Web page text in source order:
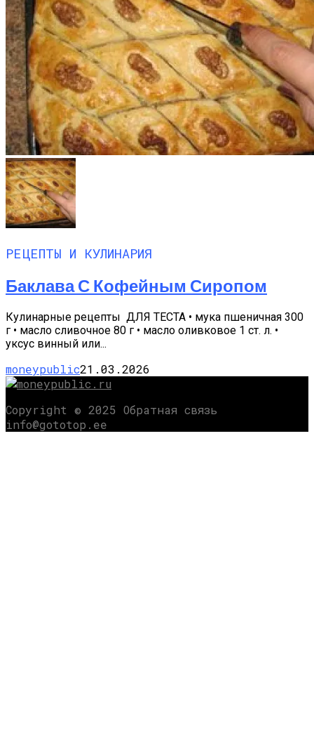
РЕЦЕПТЫ И КУЛИНАРИЯ
Баклава С Кофейным Сиропом
Кулинарные рецепты ДЛЯ ТЕСТА • мука пшеничная 300
г • масло сливочное 80 г • масло оливковое 1 ст. л. •
уксус винный или...
moneypublic21.03.2026
Copyright © 2025 Обратная связь
info@gototop.ee